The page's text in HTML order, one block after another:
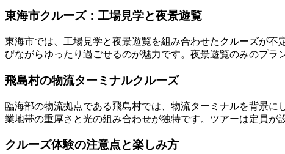
東海市クルーズ：工場見学と夜景遊覧
東海市では、工場見学と夜景遊覧を組み合わせたクルーズが
びながらゆったり過ごせるのが魅力です。夜景遊覧のみのプラ
飛島村の物流ターミナルクルーズ
臨海部の物流拠点である飛島村では、物流ターミナルを背景
業地帯の重厚さと光の組み合わせが独特です。ツアーは定員が
クルーズ体験の注意点と楽しみ方